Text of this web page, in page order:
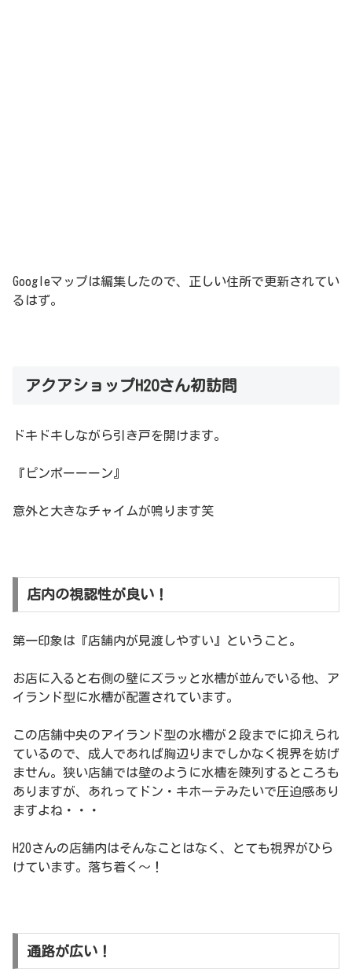
Googleマップは編集したので、正しい住所で更新されてい
るはず。
アクアショップH2Oさん初訪問
ドキドキしながら引き戸を開けます。
『ピンポーーーン』
意外と大きなチャイムが鳴ります笑
店内の視認性が良い！
第一印象は『店舗内が見渡しやすい』ということ。
お店に入ると右側の壁にズラッと水槽が並んでいる他、ア
イランド型に水槽が配置されています。
この店舗中央のアイランド型の水槽が２段までに抑えられ
ているので、成人であれば胸辺りまでしかなく視界を妨げ
ません。狭い店舗では壁のように水槽を陳列するところも
ありますが、あれってドン・キホーテみたいで圧迫感あり
ますよね・・・
H2Oさんの店舗内はそんなことはなく、とても視界がひら
けています。落ち着く〜！
通路が広い！